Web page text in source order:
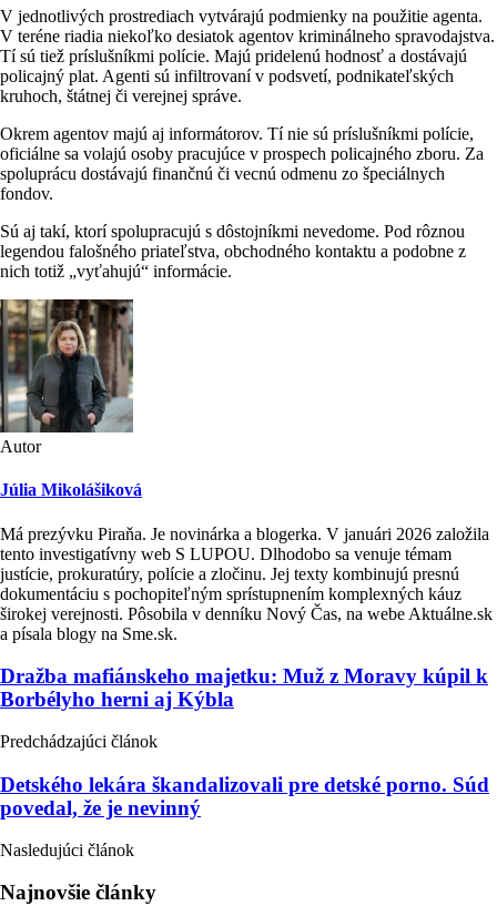
V jednotlivých prostrediach vytvárajú podmienky na použitie agenta.
V teréne riadia niekoľko desiatok agentov kriminálneho spravodajstva.
Tí sú tiež príslušníkmi polície. Majú pridelenú hodnosť a dostávajú
policajný plat. Agenti sú infiltrovaní v podsvetí, podnikateľských
kruhoch, štátnej či verejnej správe.
Okrem agentov majú aj informátorov. Tí nie sú príslušníkmi polície,
oficiálne sa volajú osoby pracujúce v prospech policajného zboru. Za
spoluprácu dostávajú finančnú či vecnú odmenu zo špeciálnych
fondov.
Sú aj takí, ktorí spolupracujú s dôstojníkmi nevedome. Pod rôznou
legendou falošného priateľstva, obchodného kontaktu a podobne z
nich totiž „vyťahujú“ informácie.
Autor
Júlia Mikolášiková
Má prezývku Piraňa. Je novinárka a blogerka. V januári 2026 založila
tento investigatívny web S LUPOU. Dlhodobo sa venuje témam
justície, prokuratúry, polície a zločinu. Jej texty kombinujú presnú
dokumentáciu s pochopiteľným sprístupnením komplexných káuz
širokej verejnosti. Pôsobila v denníku Nový Čas, na webe Aktuálne.sk
a písala blogy na Sme.sk.
Post
navigation
Dražba mafiánskeho majetku: Muž z Moravy kúpil k
Borbélyho herni aj Kýbla
Predchádzajúci článok
Detského lekára škandalizovali pre detské porno. Súd
povedal, že je nevinný
Nasledujúci článok
Najnovšie články